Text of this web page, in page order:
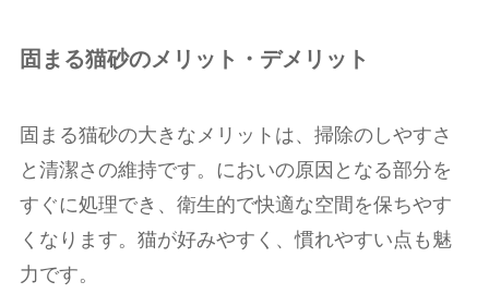
固まる猫砂のメリット・デメリット
固まる猫砂の大きなメリットは、掃除のしやすさ
と清潔さの維持です。においの原因となる部分を
すぐに処理でき、衛生的で快適な空間を保ちやす
くなります。猫が好みやすく、慣れやすい点も魅
力です。